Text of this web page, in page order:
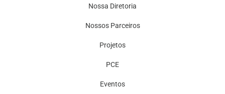
Nossa Diretoria
Nossos Parceiros
Projetos
PCE
Eventos